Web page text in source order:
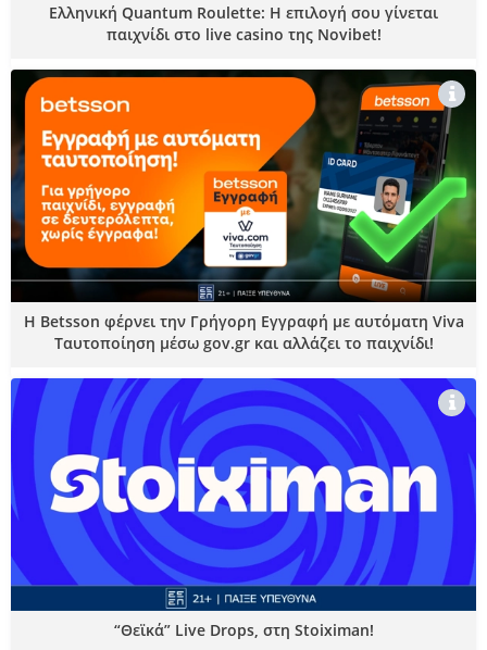
Ελληνική Quantum Roulette: Η επιλογή σου γίνεται
παιχνίδι στο live casino της Novibet!
Η Betsson φέρνει την Γρήγορη Εγγραφή με αυτόματη Viva
Ταυτοποίηση μέσω gov.gr και αλλάζει το παιχνίδι!
“Θεϊκά” Live Drops, στη Stoiximan!